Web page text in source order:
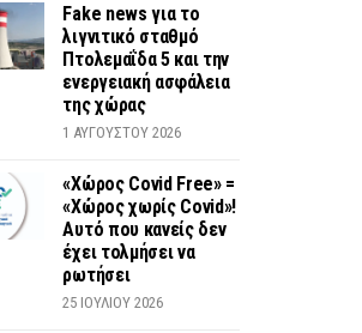
Fake news για το
λιγνιτικό σταθμό
Πτολεμαΐδα 5 και την
ενεργειακή ασφάλεια
της χώρας
1 ΑΥΓΟΎΣΤΟΥ 2026
«Χώρος Covid Free» =
«Χώρος χωρίς Covid»!
Αυτό που κανείς δεν
έχει τολμήσει να
ρωτήσει
25 ΙΟΥΛΊΟΥ 2026